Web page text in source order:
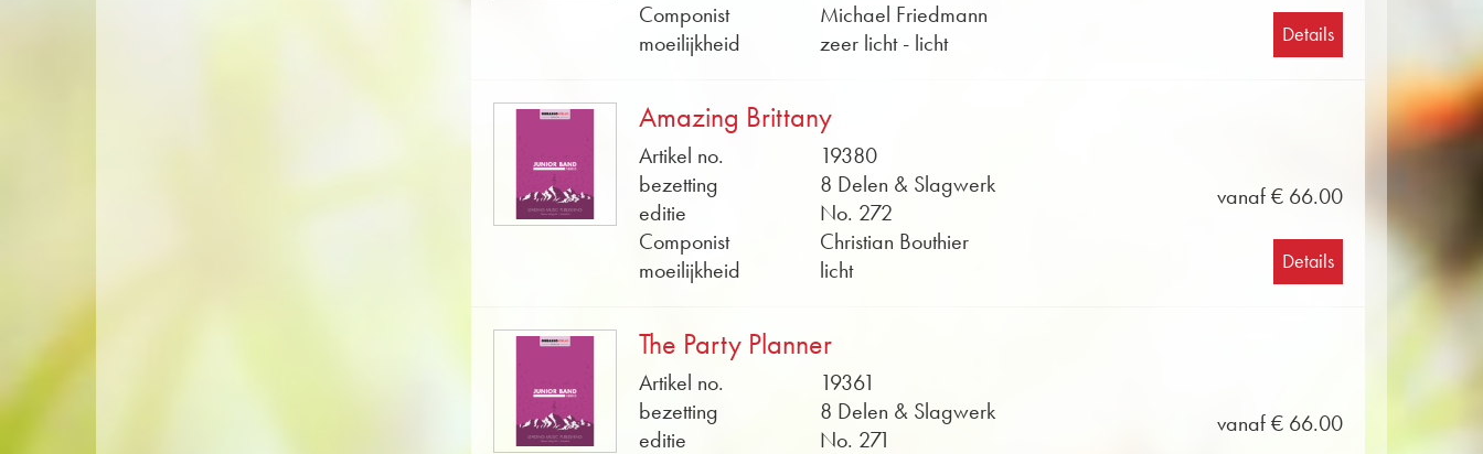
Componist
Michael Friedmann
moeilijkheid
zeer licht - licht Details
Amazing Brittany
Artikel no.
19380
bezetting
8 Delen & Slagwerk
editie
No. 272
Componist
Christian Bouthier
moeilijkheid
licht
vanaf € 66.00
Details
The Party Planner
Artikel no.
19361
bezetting
8 Delen & Slagwerk
editie
No. 271
vanaf € 66.00